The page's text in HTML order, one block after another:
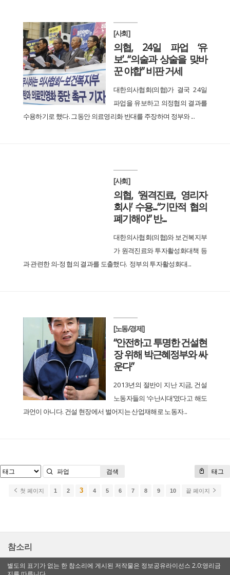
[사회]
의협, 24일 파업 ‘유
보’...“의술과 상술을 맞바
꾼 야합” 비판 거세
대한의사협회(의협)가 결국 24일
파업을 유보하고 의정협의 결과를
수용하기로 했다. 그동안 의료영리화 반대를 주장하며 정부와 ...
[사회]
의협, ‘원격진료, 영리자
회사’ 수용...“기만적 협의
폐기해야” 반...
대한의사협회(의협)와 보건복지부
가 원격진료와 투자활성화대책 등
과 관련한 의-정 협의 결과를 도출했다. 정부의 투자활성화대...
[노동/경제]
“안전하고 투명한 건설현
장 위해 박근혜정부와 싸
운다”
2013년의 절반이 지난 지금, 건설
노동자들의 ‘수난시대’였다고 해도
과언이 아니다. 건설 현장에서 벌어지는 산업재해로 노동자...
태그
검색
첫 페이지 1 2 3 4 5 6 7 8 9 10 끝 페이지
참소리
별도의 표기가 없는 한 참소리에 게시된 저작물은 정보공유라이선스 2.0:영리금